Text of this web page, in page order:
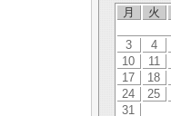
月
火
3
4
10
11
17
18
24
25
31